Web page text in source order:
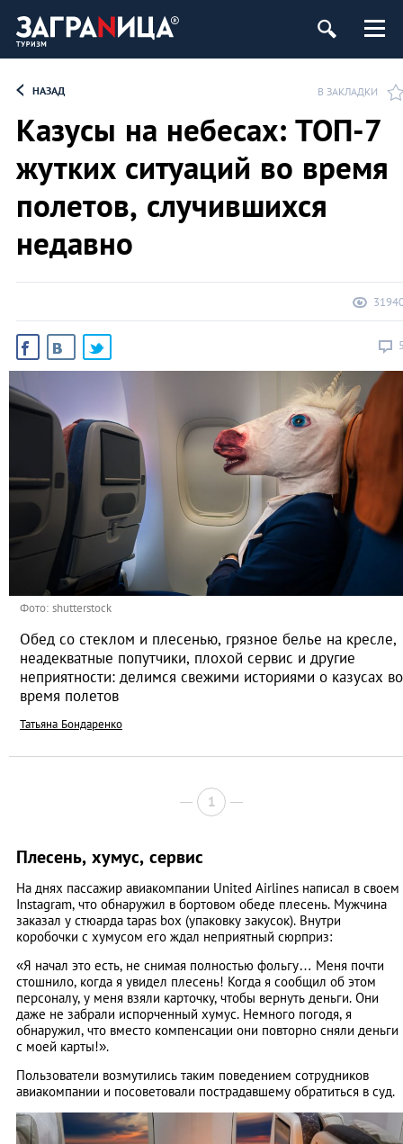
НАЗАД В ЗАКЛАДКИ
Казусы на небесах: ТОП-7
жутких ситуаций во время
полетов, случившихся
недавно
Фото: shutterstock
Обед со стеклом и плесенью, грязное белье на кресле,
неадекватные попутчики, плохой сервис и другие
неприятности: делимся свежими историями о казусах во
время полетов
Татьяна Бондаренко
1
Плесень, хумус, сервис
На днях пассажир авиакомпании United Airlines написал в своем
Instagram, что обнаружил в бортовом обеде плесень. Мужчина
заказал у стюарда tapas box (упаковку закусок). Внутри
коробочки с хумусом его ждал неприятный сюрприз:
«Я начал это есть, не снимая полностью фольгу… Меня почти
стошнило, когда я увидел плесень! Когда я сообщил об этом
персоналу, у меня взяли карточку, чтобы вернуть деньги. Они
даже не забрали испорченный хумус. Немного погодя, я
обнаружил, что вместо компенсации они повторно сняли деньги
с моей карты!».
Пользователи возмутились таким поведением сотрудников
авиакомпании и посоветовали пострадавшему обратиться в суд.